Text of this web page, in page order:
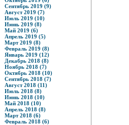
Сентябрь 2019 (9)
Август 2019 (7)
Июль 2019 (10)
Июнь 2019 (8)
Май 2019 (6)
Апрель 2019 (5)
Март 2019 (8)
Февраль 2019 (8)
Январь 2019 (12)
Декабрь 2018 (8)
Ноябрь 2018 (7)
Октябрь 2018 (10)
Сентябрь 2018 (7)
Август 2018 (11)
Июль 2018 (8)
Июнь 2018 (10)
Май 2018 (10)
Апрель 2018 (8)
Март 2018 (6)
Февраль 2018 (6)